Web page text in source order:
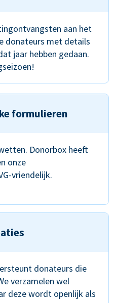
aan het
donateurs met details
jaar hebben gedaan.
formulieren
Donorbox heeft
onze
vriendelijk.
donateurs die
verzamelen wel
deze wordt openlijk als